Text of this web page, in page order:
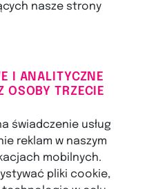
nasze strony
I ANALITYCZNE
OSOBY TRZECIE
świadczenie usług
reklam w naszym
mobilnych.
pliki cookie,